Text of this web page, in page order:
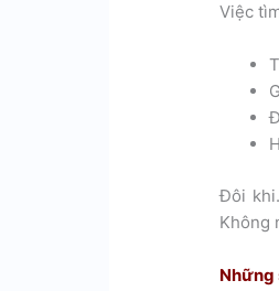
Việc
Đôi
Không
Những